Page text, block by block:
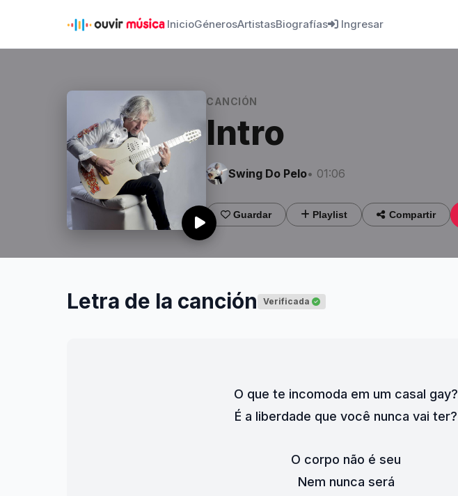
InicioGénerosArtistasBiografías Ingresar
CANCIÓN
Intro
Swing Do Pelo• 01:06
Guardar Playlist Compartir
Letra de la canción Verificada
O que te incomoda em um casal gay?
É a liberdade que você nunca vai ter?
O corpo não é seu
Nem nunca será